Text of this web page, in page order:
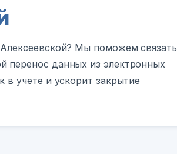
Мы поможем связать
перенос данных из электронных
в учете и ускорит закрытие